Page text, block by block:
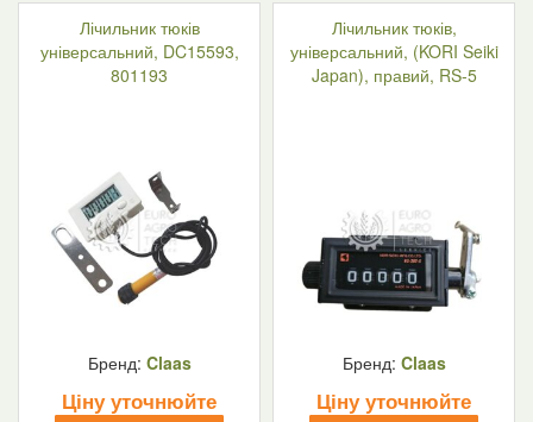
Лічильник тюків
універсальний, DC15593,
801193
Бренд: Claas
Ціну уточнюйте
Лічильник тюків,
універсальний, (KORI Seiki
Japan), правий, RS-5
Бренд: Claas
Ціну уточнюйте